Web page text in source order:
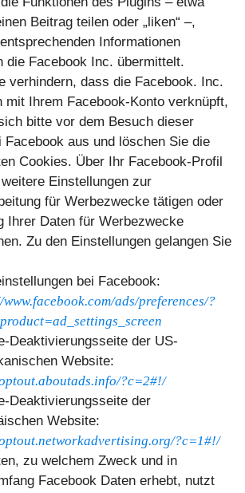
Beitrag teilen oder „liken“ –,
Informationen
die Facebook Inc. übermittelt.
verhindern, dass die Facebook. Inc.
mit Ihrem Facebook-Konto verknüpft,
bitte vor dem Besuch dieser
Facebook aus und löschen Sie die
Cookies. Über Ihr Facebook-Profil
Einstellungen zur
für Werbezwecke tätigen oder
Ihrer Daten für Werbezwecke
Zu den Einstellungen gelangen Sie
bei Facebook:
ads/preferences/?
Deaktivierungsseite der US-
Website:
?c=2#!/
Deaktivierungsseite der
Website:
?c=1#!/
zu welchem Zweck und in
Facebook Daten erhebt, nutzt